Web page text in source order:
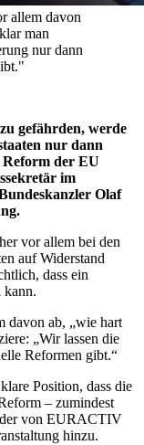
allem davon
man
nur dann
gefährden, werde
nur dann
Reform der EU
im
Olaf
vor allem bei den
auf Widerstand
dass ein
kann.
davon ab, „wie hart
„Wir lassen die
Reformen gibt.“
Position, dass die
– zumindest
von EURACTIV
hinzu.